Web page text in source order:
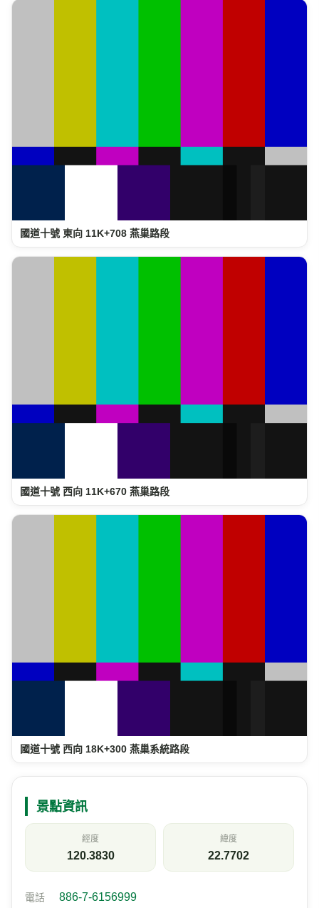
國道十號 東向 11K+708 燕巢路段
國道十號 西向 11K+670 燕巢路段
國道十號 西向 18K+300 燕巢系統路段
景點資訊
經度
120.3830
緯度
22.7702
電話 886-7-6156999